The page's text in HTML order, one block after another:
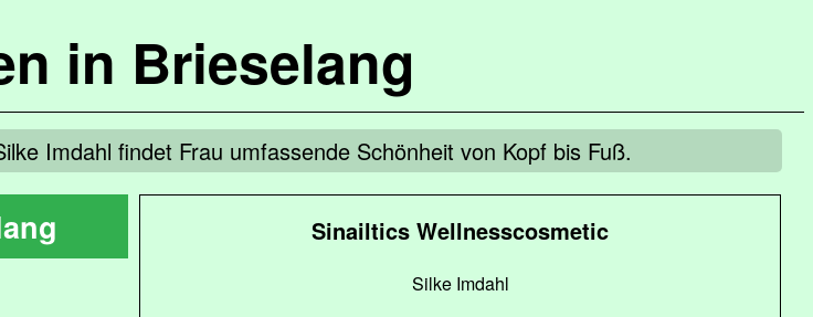
in Brieselang
Imdahl findet Frau umfassende Schönheit von Kopf bis Fuß.
Sinailtics Wellnesscosmetic
Silke Imdahl